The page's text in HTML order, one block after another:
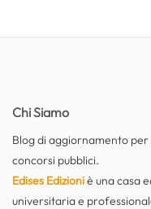
Chi Siamo
Blog di aggiornamento
concorsi pubblici.
Edises Edizioniè una casa
universitaria e